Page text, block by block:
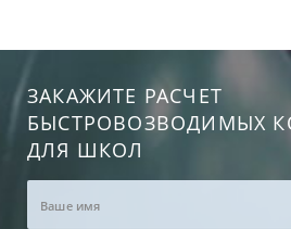
ЗАКАЖИТЕ РАСЧЕТ
БЫСТРОВОЗВОДИМЫХ
ДЛЯ ШКОЛ